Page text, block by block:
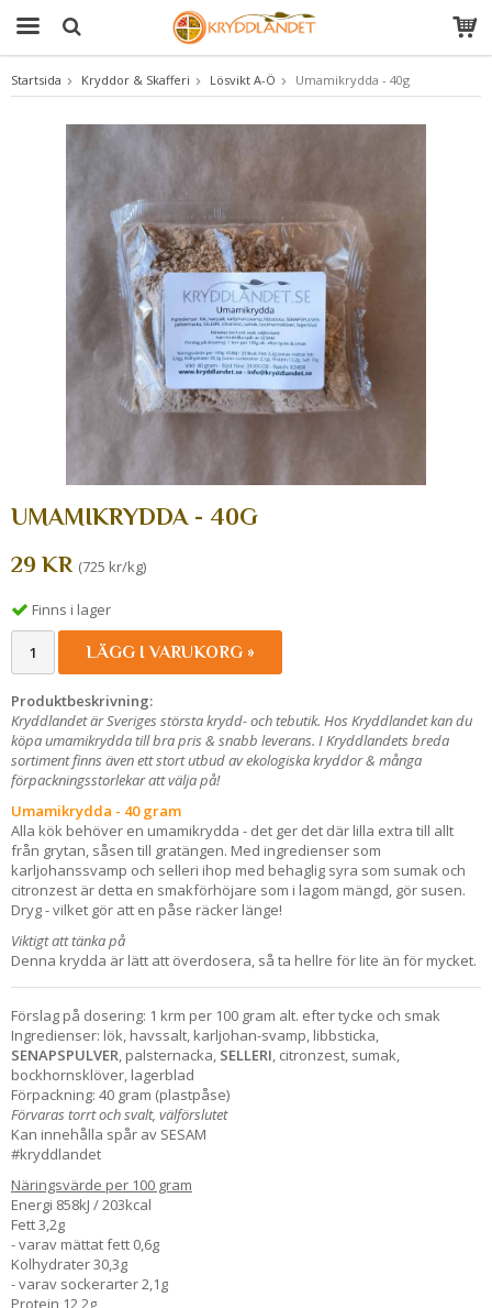
Produkten har blivit tillagd i varukorgen
Startsida Kryddor & Skafferi Lösvikt A-Ö Umamikrydda - 40g
UMAMIKRYDDA - 40G
29 KR (725 kr/kg)
Finns i lager
LÄGG I VARUKORG »
Produktbeskrivning:
Kryddlandet är Sveriges största krydd- och tebutik. Hos Kryddlandet kan du
köpa umamikryddatill bra pris & snabb leverans. I Kryddlandets breda
sortiment finns även ett stort utbud av ekologiska kryddor & många
förpackningsstorlekar att välja på!
Umamikrydda - 40 gram
Alla kök behöver en umamikrydda - det ger det där lilla extra till allt
från grytan, såsen till gratängen. Med ingredienser som
karljohanssvamp och selleri ihop med behaglig syra som sumak och
citronzest är detta en smakförhöjare som i lagom mängd, gör susen.
Dryg - vilket gör att en påse räcker länge!
Viktigt att tänka på
Denna krydda är lätt att överdosera, så ta hellre för lite än för mycket.
Förslag på dosering: 1 krm per 100 gram alt. efter tycke och smak
Ingredienser: lök, havssalt, karljohan-svamp, libbsticka,
SENAPSPULVER , palsternacka, SELLERI , citronzest, sumak,
bockhornsklöver, lagerblad
Förpackning: 40 gram (plastpåse)
Förvaras torrt och svalt, välförslutet
Kan innehålla spår av SESAM
#kryddlandet
Näringsvärde per 100 gram
Energi 858kJ / 203kcal
Fett 3,2g
- varav mättat fett 0,6g
Kolhydrater 30,3g
- varav sockerarter 2,1g
Protein 12,2g